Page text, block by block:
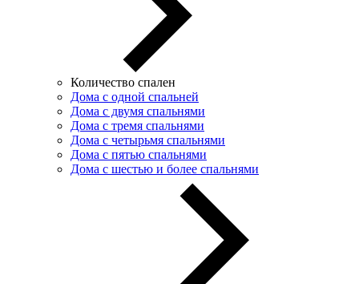
Количество спален
Дома с одной спальней
Дома с двумя спальнями
Дома с тремя спальнями
Дома с четырьмя спальнями
Дома с пятью спальнями
Дома с шестью и более спальнями